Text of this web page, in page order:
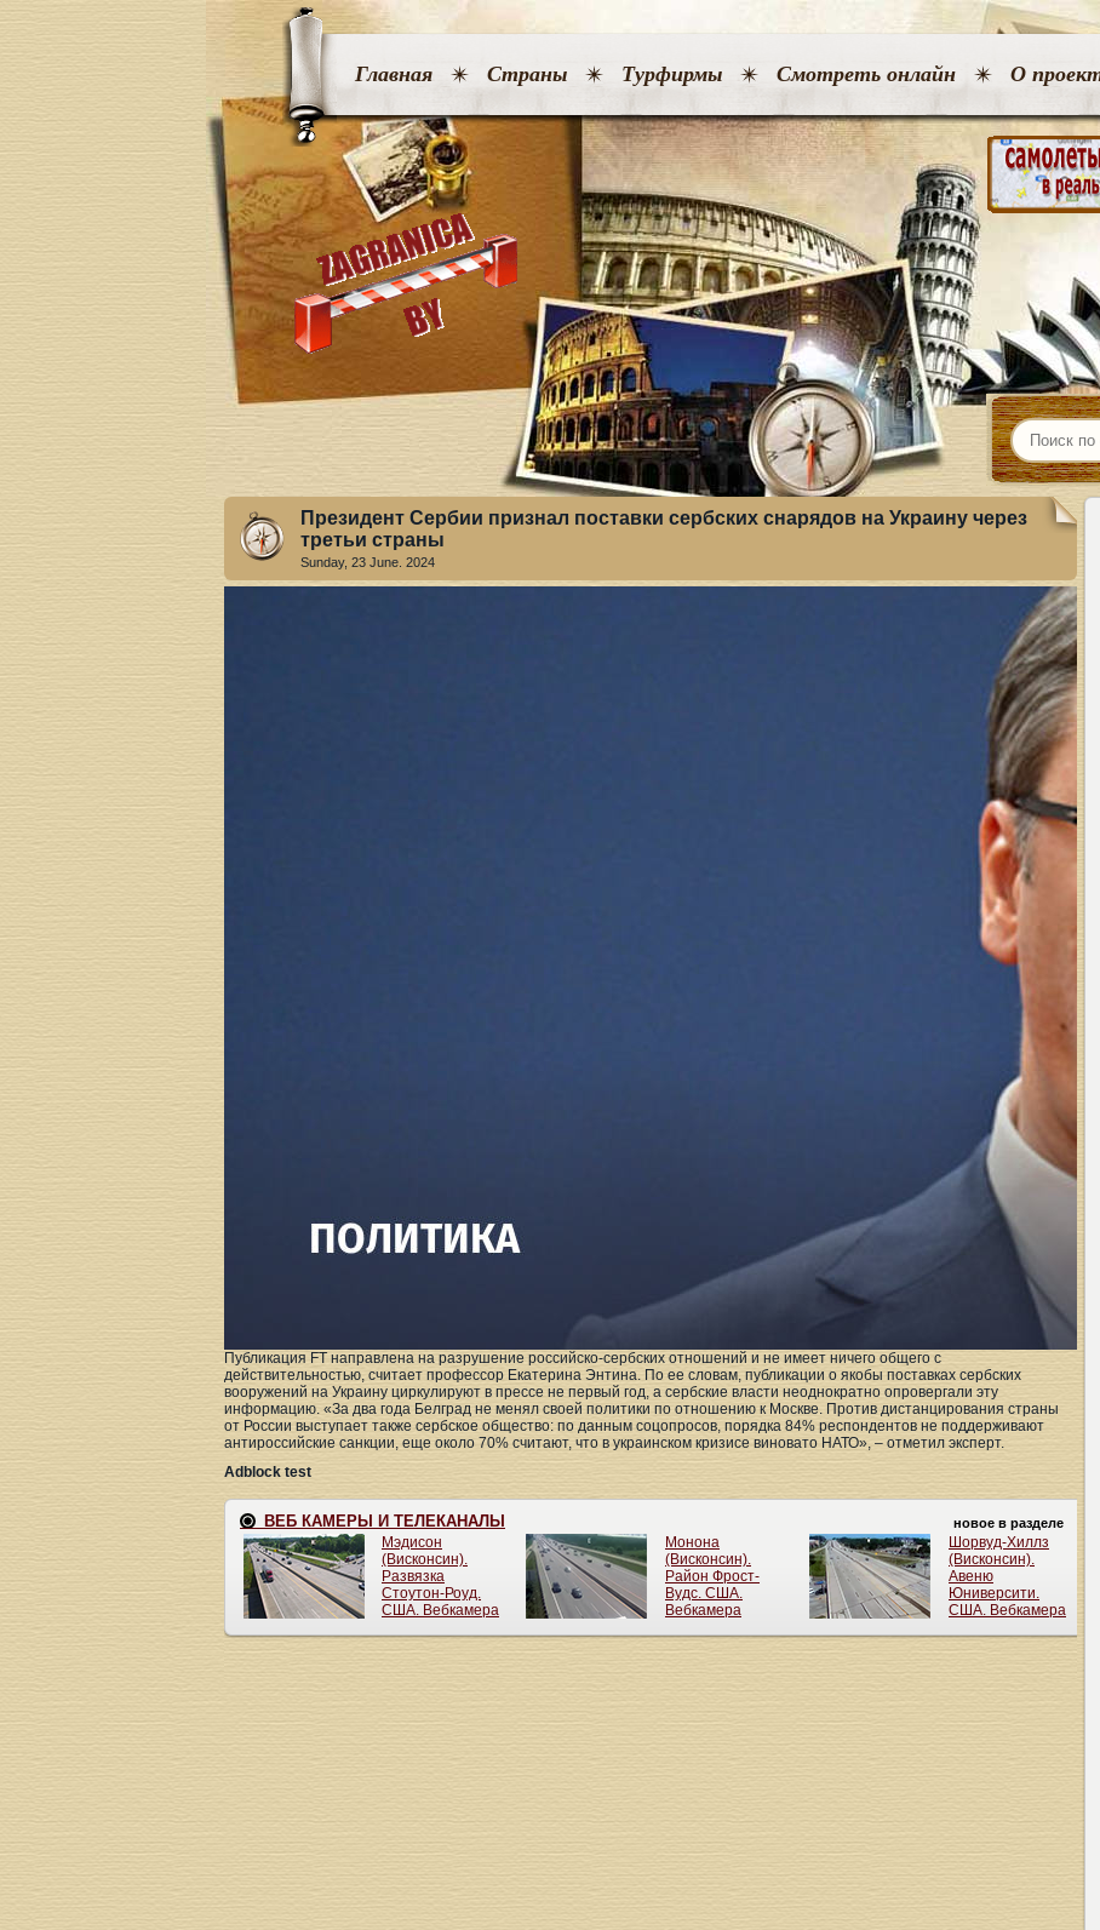
Главная Страны Турфирмы Смотреть онлайн О
Президент Сербии признал поставки сербских снарядов на Украину через
третьи страны
Sunday, 23 June. 2024
Публикация FT направлена на разрушение российско-сербских отношений и не имеет ничего общего с
действительностью, считает профессор Екатерина Энтина. По ее словам, публикации о якобы поставках сербских
вооружений на Украину циркулируют в прессе не первый год, а сербские власти неоднократно опровергали эту
информацию. «За два года Белград не менял своей политики по отношению к Москве. Против дистанцирования страны
от России выступает также сербское общество: по данным соцопросов, порядка 84% респондентов не поддерживают
антироссийские санкции, еще около 70% считают, что в украинском кризисе виновато НАТО», – отметил эксперт.
Adblock test